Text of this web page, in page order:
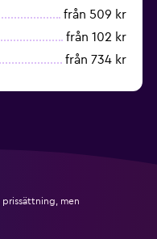
från 509 kr
från 102 kr
från 734 kr
men